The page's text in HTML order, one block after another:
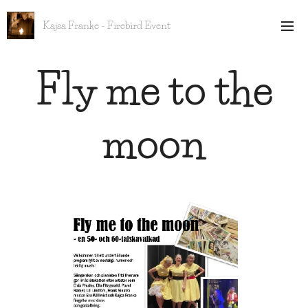
Kajsa Franke - Firebird Event
Fly me to the
moon